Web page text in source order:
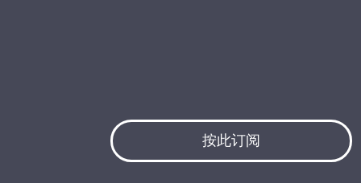
按此订阅